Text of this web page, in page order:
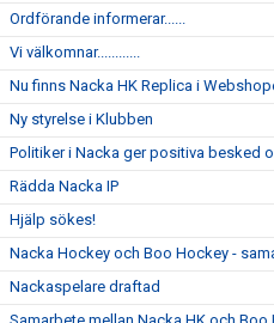
Ordförande informerar......
Vi välkomnar............
Nu finns Nacka HK Replica i
Ny styrelse i Klubben
Politiker i Nacka ger positiva besked
Rädda Nacka IP
Hjälp sökes!
Nacka Hockey och Boo Hockey -
Nackaspelare draftad